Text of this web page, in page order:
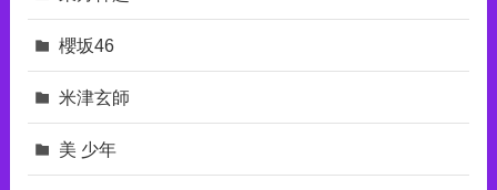
櫻坂46
米津玄師
美 少年